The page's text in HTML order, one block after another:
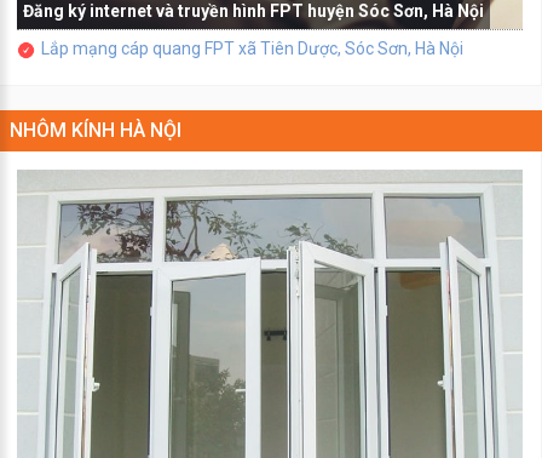
Đăng ký internet và truyền hình FPT huyện Sóc Sơn, Hà Nội
Lắp mạng cáp quang FPT xã Tiên Dược, Sóc Sơn, Hà Nội
NHÔM KÍNH HÀ NỘI